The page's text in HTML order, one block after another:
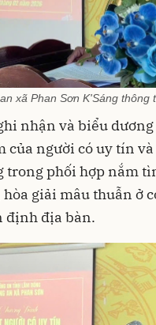
xã Phan Sơn K'Sáng thông
nhận và biểu
của người có uy tín
trong phối hợp nắm
giải mâu thuẫn ở
định địa bàn.